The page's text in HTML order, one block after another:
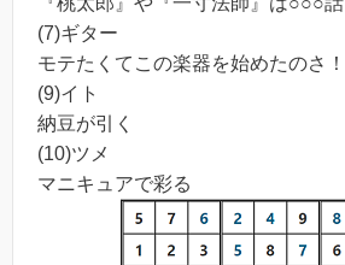
(7)ギター
モテたくてこの楽器を始めたのさ！
(9)イト
納豆が引く
(10)ツメ
マニキュアで彩る